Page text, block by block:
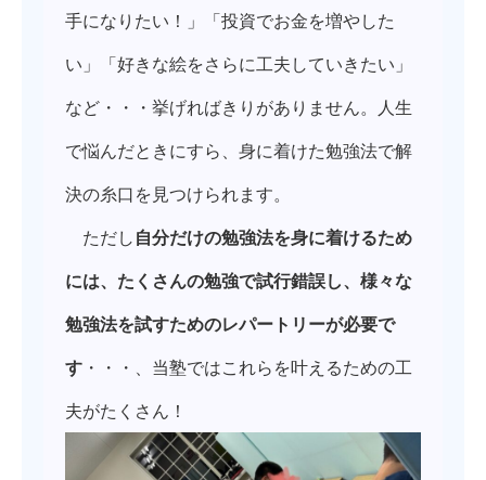
手になりたい！」「投資でお金を増やした
い」「好きな絵をさらに工夫していきたい」
など・・・挙げればきりがありません。人生
で悩んだときにすら、身に着けた勉強法で解
決の糸口を見つけられます。
ただし 自分だけの勉強法を身に着けるため
には、たくさんの勉強で試行錯誤し、様々な
勉強法を試すためのレパートリーが必要で
す・・・、当塾ではこれらを叶えるための工
夫がたくさん！